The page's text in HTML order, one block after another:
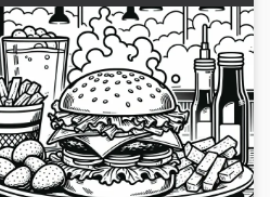
Burger en plat principal
Dessin à colorier Gratuit
Téléchargez gratuitement le
dessin à colorier d'un hamburger
en plat principal. Téléchargez
maintenant et laissez parler votre